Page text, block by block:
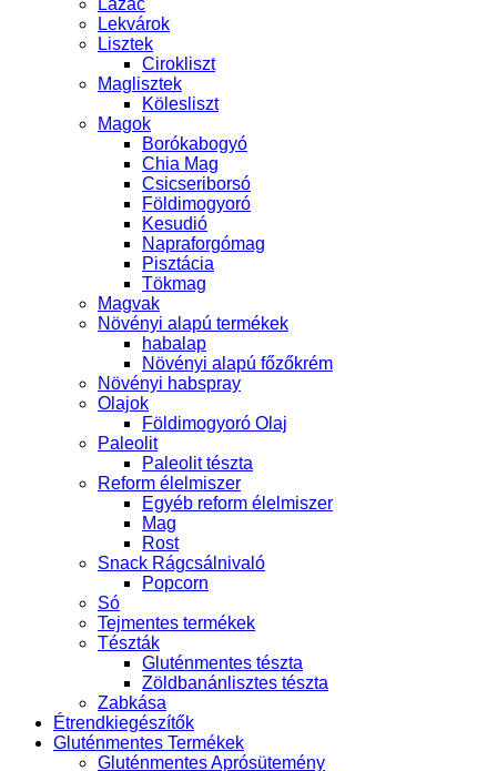
Lekvárok
Lisztek
Cirokliszt
Maglisztek
Kölesliszt
Magok
Borókabogyó
Chia Mag
Csicseriborsó
Földimogyoró
Kesudió
Napraforgómag
Pisztácia
Tökmag
Magvak
Növényi alapú termékek
habalap
Növényi alapú főzőkrém
Növényi habspray
Olajok
Földimogyoró Olaj
Paleolit
Paleolit tészta
Reform élelmiszer
Egyéb reform élelmiszer
Mag
Rost
Snack Rágcsálnivaló
Popcorn
Só
Tejmentes termékek
Tészták
Gluténmentes tészta
Zöldbanánlisztes tészta
Zabkása
Étrendkiegészítők
Gluténmentes Termékek
Gluténmentes Aprósütemény